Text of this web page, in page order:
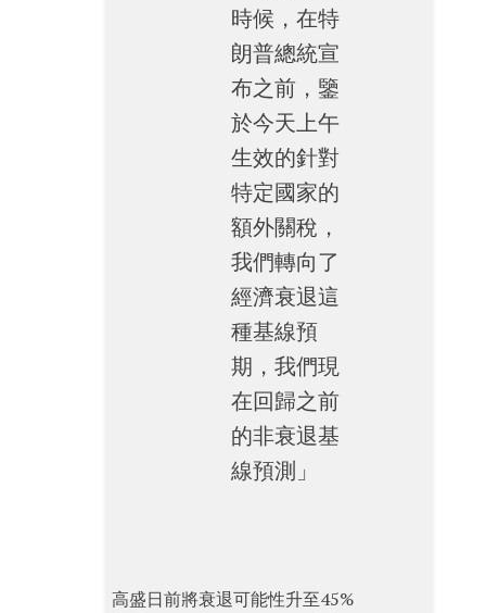
時候，在特
朗普總統宣
布之前，鑒
於今天上午
生效的針對
特定國家的
額外關稅，
我們轉向了
經濟衰退這
種基線預
期，我們現
在回歸之前
的非衰退基
線預測」
高盛日前將衰退可能性升至45%